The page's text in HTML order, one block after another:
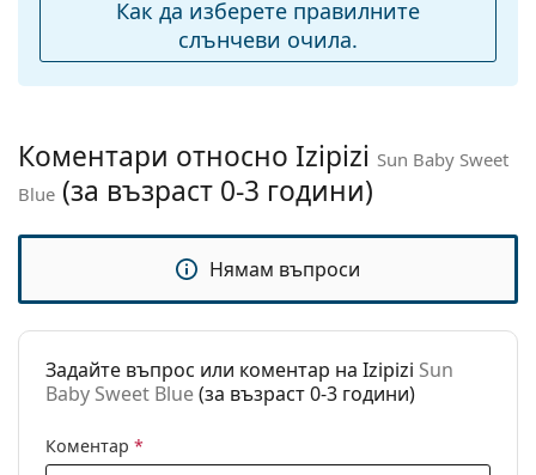
подложки за нос:
Не
Кутия:
Не
почистване:
Възраст:
Категория:
Слънчеви очила
Марка:
Как да изберете правилните
слънчеви очила.
Коментари относно Izipizi Sun Baby Sweet
Blue (за възраст 0-3 години)
Нямам въпроси
Задайте въпрос или коментар на Izipizi Sun
Baby Sweet Blue(за възраст 0-3 години)
Коментар *